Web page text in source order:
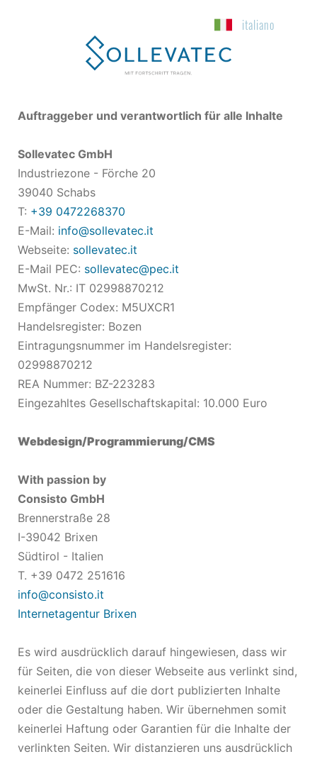
italiano
Auftraggeber und verantwortlich für alle Inhalte
Sollevatec GmbH
Industriezone - Förche 20
39040 Schabs
T: +39 0472268370
E-Mail: info@sollevatec.it
Webseite: sollevatec.it
E-Mail PEC: sollevatec@pec.it
MwSt. Nr.: IT 02998870212
Empfänger Codex: M5UXCR1
Handelsregister: Bozen
Eintragungsnummer im Handelsregister:
02998870212
REA Nummer: BZ-223283
Eingezahltes Gesellschaftskapital: 10.000 Euro
Webdesign/Programmierung/CMS
With passion by
Consisto GmbH
Brennerstraße 28
I-39042 Brixen
Südtirol - Italien
T. +39 0472 251616
info@consisto.it
Internetagentur Brixen
Es wird ausdrücklich darauf hingewiesen, dass wir
für Seiten, die von dieser Webseite aus verlinkt sind,
keinerlei Einfluss auf die dort publizierten Inhalte
oder die Gestaltung haben. Wir übernehmen somit
keinerlei Haftung oder Garantien für die Inhalte der
verlinkten Seiten. Wir distanzieren uns ausdrücklich